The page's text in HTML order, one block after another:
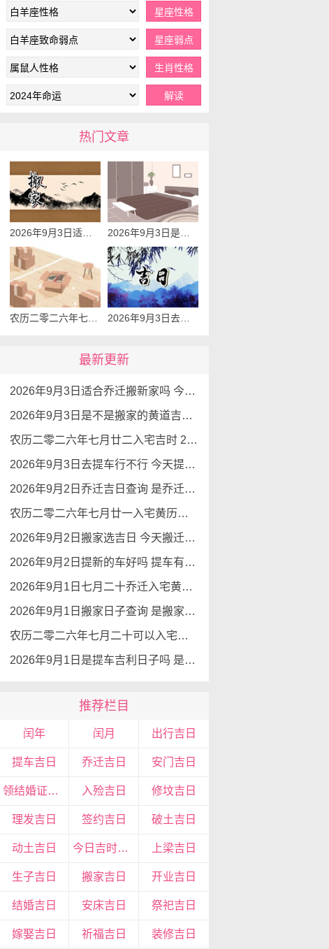
热门文章
最新更新
2026年9月3日适合乔迁搬新家吗 今天搬家好不好
2026年9月3日是不是搬家的黄道吉日 是良辰吉日吗
农历二零二六年七月廿二入宅吉时 2026年9月3日这天适合入宅新居吗
2026年9月3日去提车行不行 今天提车怎么样
2026年9月2日乔迁吉日查询 是乔迁新居的好日子吗
农历二零二六年七月廿一入宅黄历查询 2026年9月2日今天可以入宅新居吗
2026年9月2日搬家选吉日 今天搬迁好不好
2026年9月2日提新的车好吗 提车有好运势吗
2026年9月1日七月二十乔迁入宅黄道吉日查询 是搬家吉日么
2026年9月1日搬家日子查询 是搬家好日子么
农历二零二六年七月二十可以入宅吗 2026年9月1日本日入宅吉利么
2026年9月1日是提车吉利日子吗 是提新车的吉日吗
推荐栏目
闰年 闰月 出行吉日
提车吉日 乔迁吉日 安门吉日
领结婚证吉日 入殓吉日 修坟吉日
理发吉日 签约吉日 破土吉日
动土吉日 今日吉时查询 上梁吉日
生子吉日 搬家吉日 开业吉日
结婚吉日 安床吉日 祭祀吉日
嫁娶吉日 祈福吉日 装修吉日